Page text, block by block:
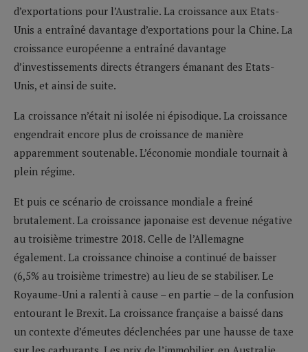
d’exportations pour l’Australie. La croissance aux Etats-
Unis a entraîné davantage d’exportations pour la Chine. La
croissance européenne a entraîné davantage
d’investissements directs étrangers émanant des Etats-
Unis, et ainsi de suite.
La croissance n’était ni isolée ni épisodique. La croissance
engendrait encore plus de croissance de manière
apparemment soutenable. L’économie mondiale tournait à
plein régime.
Et puis ce scénario de croissance mondiale a freiné
brutalement. La croissance japonaise est devenue négative
au troisième trimestre 2018. Celle de l’Allemagne
également. La croissance chinoise a continué de baisser
(6,5% au troisième trimestre) au lieu de se stabiliser. Le
Royaume-Uni a ralenti à cause – en partie – de la confusion
entourant le Brexit. La croissance française a baissé dans
un contexte d’émeutes déclenchées par une hausse de taxe